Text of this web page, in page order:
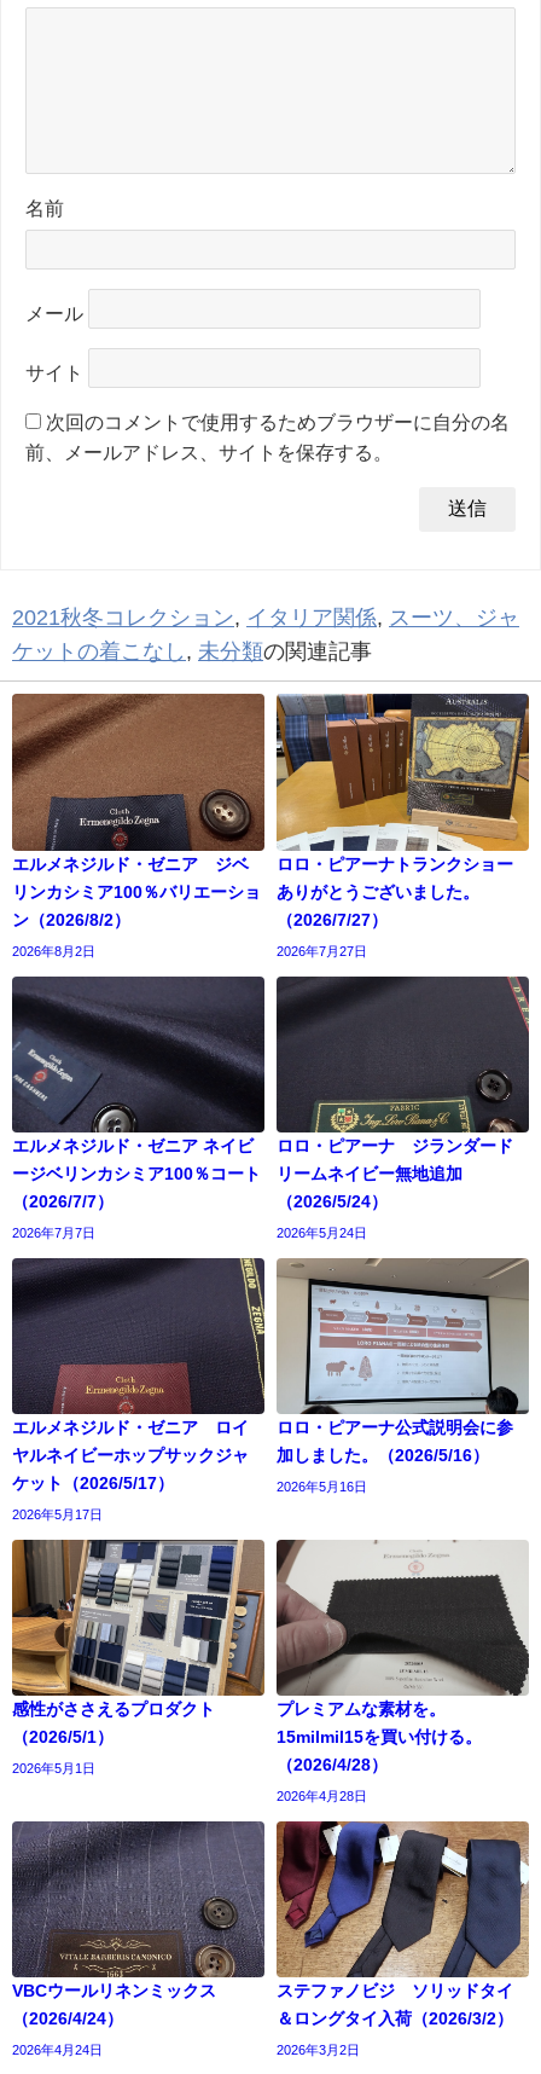
名前
メール
サイト
次回のコメントで使用するためブラウザーに自分の名
前、メールアドレス、サイトを保存する。
2021秋冬コレクション, イタリア関係, スーツ、ジャ
ケットの着こなし , 未分類の関連記事
エルメネジルド・ゼニア ジベ
リンカシミア100％バリエーショ
ン（2026/8/2）
2026年8月2日
ロロ・ピアーナトランクショー
ありがとうございました。
（2026/7/27）
2026年7月27日
エルメネジルド・ゼニア ネイビ
ージベリンカシミア100％コート
（2026/7/7）
2026年7月7日
ロロ・ピアーナ ジランダード
リームネイビー無地追加
（2026/5/24）
2026年5月24日
エルメネジルド・ゼニア ロイ
ヤルネイビーホップサックジャ
ケット（2026/5/17）
2026年5月17日
ロロ・ピアーナ公式説明会に参
加しました。（2026/5/16）
2026年5月16日
感性がささえるプロダクト
（2026/5/1）
2026年5月1日
プレミアムな素材を。
15milmil15を買い付ける。
（2026/4/28）
2026年4月28日
VBCウールリネンミックス
（2026/4/24）
2026年4月24日
ステファノビジ ソリッドタイ
＆ロングタイ入荷（2026/3/2）
2026年3月2日